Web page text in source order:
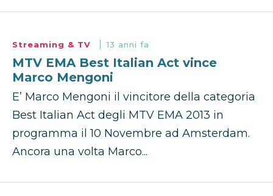
Streaming & TV 13 anni fa
MTV EMA Best Italian Act vince
Marco Mengoni
E’ Marco Mengoni il vincitore della categoria
Best Italian Act degli MTV EMA 2013 in
programma il 10 Novembre ad Amsterdam.
Ancora una volta Marco...